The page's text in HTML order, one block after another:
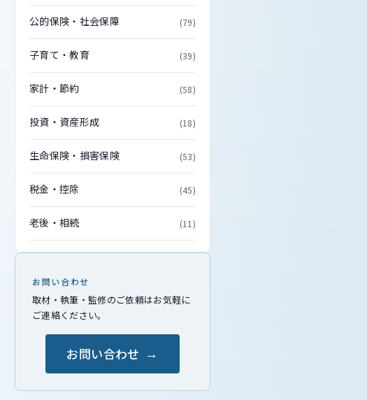
公的保険・社会保障 (79)
子育て・教育 (39)
家計・節約 (58)
投資・資産形成 (18)
生命保険・損害保険 (53)
税金・控除 (45)
老後・相続 (11)
お問い合わせ
取材・執筆・監修のご依頼はお気軽に
ご連絡ください。
お問い合わせ